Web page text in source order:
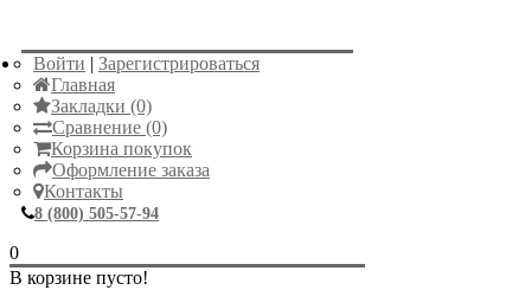
Войти | Зарегистрироваться
Главная
Закладки (0)
Сравнение (0)
Корзина покупок
Оформление заказа
Контакты
8 (800) 505-57-94
0
В корзине пусто!